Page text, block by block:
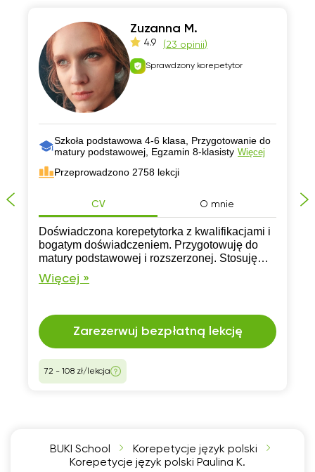
Zuzanna M.
4.9 (23 opinii)
Sprawdzony korepetytor
Szkoła podstawowa 4-6 klasa, Przygotowanie do
matury podstawowej, Egzamin 8-klasisty Więcej
Przeprowadzono 2758 lekcji
CV O mnie
Doświadczona korepetytorka z kwalifikacjami i
bogatym doświadczeniem. Przygotowuję do
matury podstawowej i rozszerzonej. Stosuję
różnorodne metody nauczania, dostosowane
do potrzeb ucznia. Otwarta na różne style
Więcej »
Zarezerwuj bezpłatną lekcję
72 - 108 zł/lekcja
BUKI School
Korepetycje język polski
Korepetycje język polski Paulina K.